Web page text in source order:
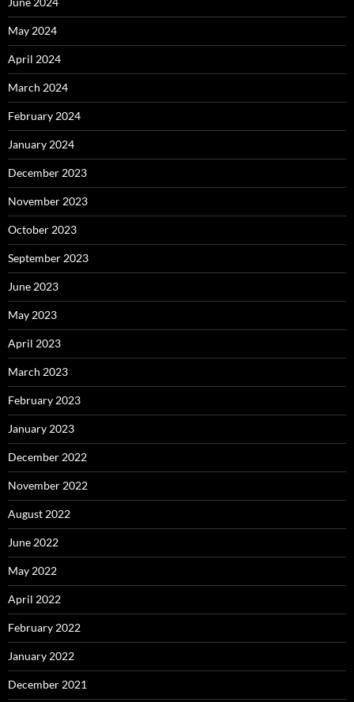
May 2024
April 2024
March 2024
February 2024
January 2024
December 2023
November 2023
October 2023
September 2023
June 2023
May 2023
April 2023
March 2023
February 2023
January 2023
December 2022
November 2022
August 2022
June 2022
May 2022
April 2022
February 2022
January 2022
December 2021